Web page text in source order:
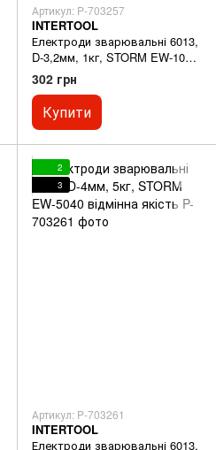
Артикул: P-703257
INTERTOOL
Електроди зварювальні 6013,
D-3,2мм, 1кг, STORM EW-1032
відмінна якість
302 грн
Купити
2
3
Артикул: P-703261
INTERTOOL
Електроди зварювальні 6013,